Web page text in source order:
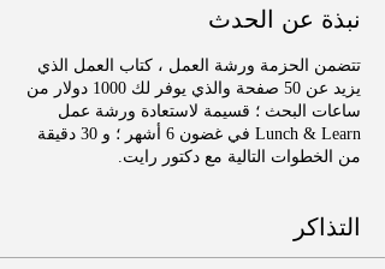
نبذة عن الحدث
تتضمن الحزمة ورشة العمل ، كتاب العمل الذي
يزيد عن 50 صفحة والذي يوفر لك 1000 دولار من
ساعات البحث ؛ قسيمة لاستعادة ورشة عمل
Lunch & Learn في غضون 6 أشهر ؛ و 30 دقيقة
من الخطوات التالية مع دكتور رايت.
التذاكر